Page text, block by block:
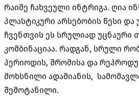
რაიმე ჩახვეული ინტრიგა. ღია
პლასტიკური არსებობის წესი და
ჩვენთვის ეს სრულიად უცნაური
კომბინაციაა. რადგან, სრული
პერიოდის, შრომისა და
მოხსნილი ადამიანის,
შემოტანილი.